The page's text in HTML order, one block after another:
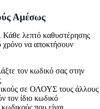
Αμέσως
Κάθε λεπτό καθυστέρησης
χρόνο να αποκτήσουν
τον κωδικό σας στην
σε ΟΛΟΥΣ τους άλλους
τον ίδιο κωδικό
που είναι